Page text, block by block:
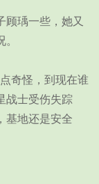
瑀一些，她又
奇怪，到现在谁
战士受伤失踪
基地还是安全